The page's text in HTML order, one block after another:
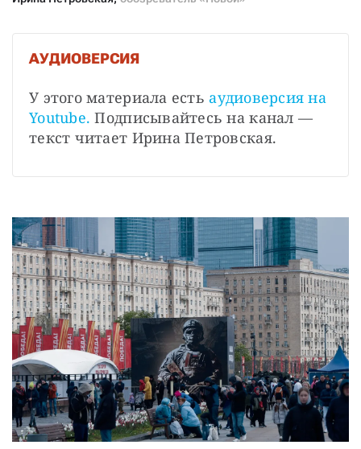
АУДИОВЕРСИЯ
У этого материала есть аудиоверсия на
Youtube. Подписывайтесь на канал —
текст читает Ирина Петровская.
Нажимая кнопку «Стать соучастником»,
СТАТЬ СОУЧАСТНИКОМ
ПОДЕЛИТЬСЯ С ДРУЗЬЯМИ
Если у вас есть вопросы, пишите donate@novayagazeta.ru
+7 (929) 612-03-68